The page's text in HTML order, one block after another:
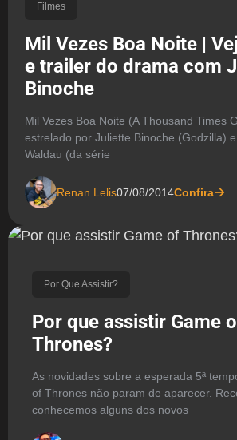
Filmes
Mil Vezes Boa Noite |
e trailer do drama com
Binoche
Mil Vezes Boa Noite (A Thousand Times
estrelado por Juliette Binoche (Godzilla)
Waldau (da série
Renan Lelis07/08/2014Confira
Por Que Assistir?
Por que assistir Game
Thrones?
As novidades sobre a esperada 5ª
of Thrones não param de aparecer.
conhecemos alguns dos novos